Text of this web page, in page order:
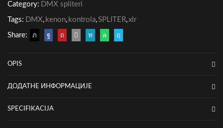
Category: DMX spliteri
Tags: DMX, kenon, kontrola,SPLITER,xlr
Share:
OPIS
ДОДАТНЕ ИНФОРМАЦИЈЕ
SPECIFIKACIJA